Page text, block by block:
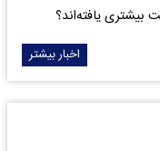
یافته‌اند؟
اخبار بیشتر